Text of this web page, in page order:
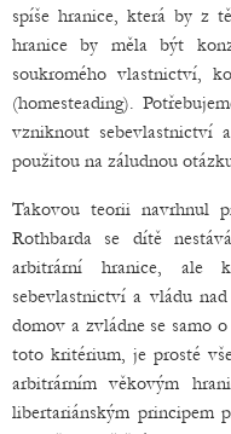
spíše hranice, která by z
hranice by měla být
soukromého vlastnictví,
(homesteading).
vzniknout sebevlastnictví
použitou na záludnou
Takovou teorii navrhnul
Rothbarda se dítě
arbitrární hranice, ale
sebevlastnictví a vládu
domov a zvládne se samo
toto kritérium, je prosté
arbitrárním věkovým
libertariánským principem